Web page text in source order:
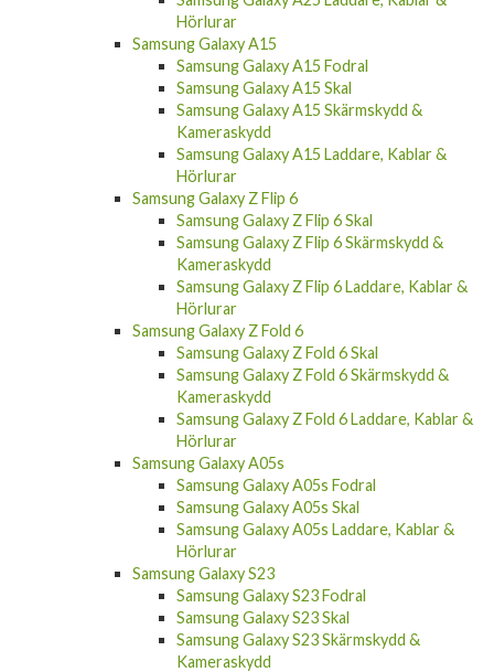
Samsung Galaxy A15
Samsung Galaxy A15 Fodral
Samsung Galaxy A15 Skal
Samsung Galaxy A15 Skärmskydd &
Kameraskydd
Samsung Galaxy A15 Laddare, Kablar &
Hörlurar
Samsung Galaxy Z Flip 6
Samsung Galaxy Z Flip 6 Skal
Samsung Galaxy Z Flip 6 Skärmskydd &
Kameraskydd
Samsung Galaxy Z Flip 6 Laddare, Kablar &
Hörlurar
Samsung Galaxy Z Fold 6
Samsung Galaxy Z Fold 6 Skal
Samsung Galaxy Z Fold 6 Skärmskydd &
Kameraskydd
Samsung Galaxy Z Fold 6 Laddare, Kablar &
Hörlurar
Samsung Galaxy A05s
Samsung Galaxy A05s Fodral
Samsung Galaxy A05s Skal
Samsung Galaxy A05s Laddare, Kablar &
Hörlurar
Samsung Galaxy S23
Samsung Galaxy S23 Fodral
Samsung Galaxy S23 Skal
Samsung Galaxy S23 Skärmskydd &
Kameraskydd
Samsung Galaxy S23 Laddare, Kablar &